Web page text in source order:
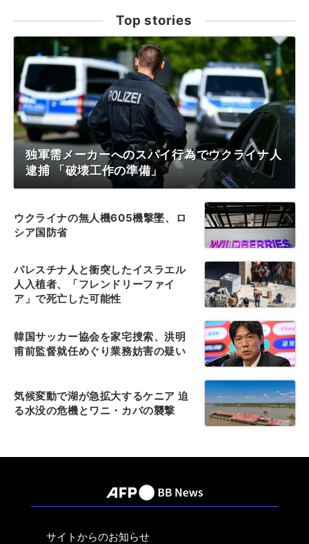
Top stories
独軍需メーカーへのスパイ行為でウクライナ人
逮捕 「破壊工作の準備」
ウクライナの無人機605機撃墜、ロ
シア国防省
パレスチナ人と衝突したイスラエル
人入植者、「フレンドリーファイ
ア」で死亡した可能性
韓国サッカー協会を家宅捜索、洪明
甫前監督就任めぐり業務妨害の疑い
気候変動で湖が急拡大するケニア 迫
る水没の危機とワニ・カバの襲撃
サイトからのお知らせ